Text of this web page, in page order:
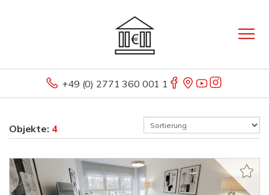
+49 (0) 2771 360 001 1
Objekte: 4